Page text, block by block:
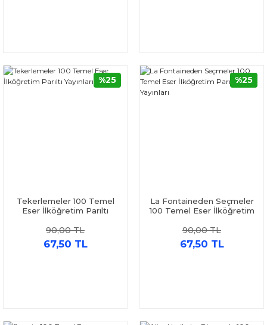
Tekerlemeler 100 Temel
Eser İlköğretim Parıltı
90,00 TL
67,50 TL
%25
La Fontaineden Seçmeler
100 Temel Eser İlköğretim
90,00 TL
67,50 TL
%25